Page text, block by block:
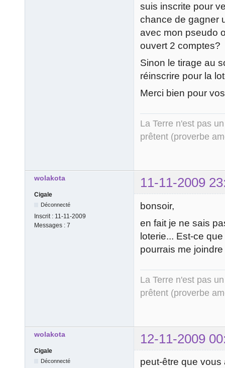
suis inscrite pour
chance de gagner
avec mon pseudo
ouvert 2 comptes?
Sinon le tirage au
réinscrire pour la
Merci bien pour
La Terre n'est pas
prêtent (proverbe
wolakota 11-11-2009
Cigale
Déconnecté
Inscrit : 11-11-2009
Messages : 7
bonsoir,
en fait je ne sais
loterie... Est-ce
pourrais me
La Terre n'est pas
prêtent (proverbe
wolakota 12-11-2009
Cigale
Déconnecté
peut-être que